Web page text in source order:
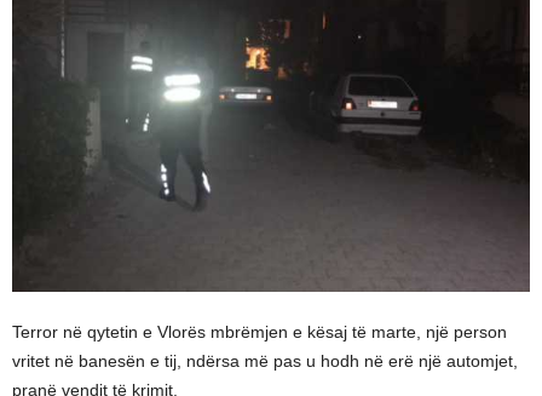
Terror në qytetin e Vlorës mbrëmjen e kësaj të marte, një person
vritet në banesën e tij, ndërsa më pas u hodh në erë një automjet,
pranë vendit të krimit.